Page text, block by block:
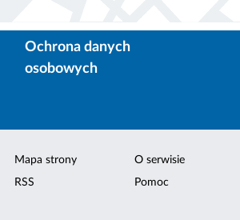
Ochrona danych
osobowych
Mapa strony
RSS
O serwisie
Pomoc